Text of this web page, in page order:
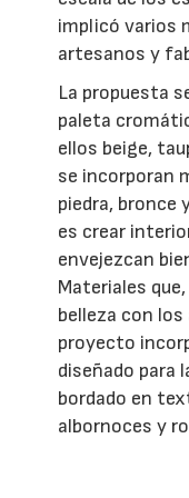
implicó varios
artesanos y
La propuesta
paleta
ellos beige,
se incorporan
piedra, bronce
es crear
envejezcan
Materiales
belleza con los
proyecto
diseñado para
bordado en
albornoces y